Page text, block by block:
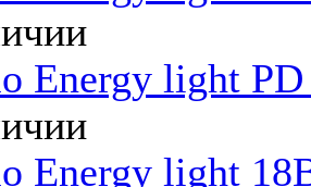
Energy light
Energy light